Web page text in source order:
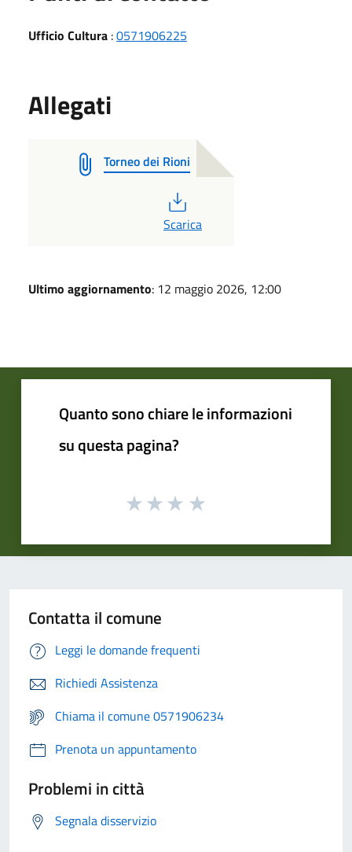
Ufficio Cultura :0571906225
Allegati
Torneo dei Rioni
PDF
Scarica
Ultimo aggiornamento: 12 maggio 2026, 12:00
Quanto sono chiare le informazioni
su questa pagina?
Contatta il comune
Leggi le domande frequenti
Richiedi Assistenza
Chiama il comune 0571906234
Prenota un appuntamento
Problemi in città
Segnala disservizio